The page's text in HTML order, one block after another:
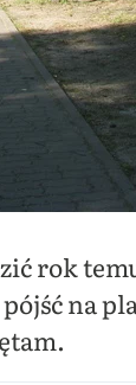
rok
na